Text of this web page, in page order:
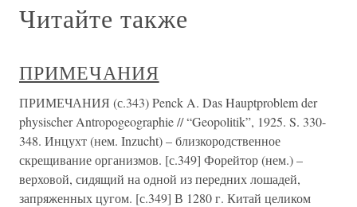
Читайте также
ПРИМЕЧАНИЯ
ПРИМЕЧАНИЯ (с.343) Penck A. Das Hauptproblem der
physischer Antropogeographie // “Geopolitik”, 1925. S. 330-
348. Инцухт (нем. Inzucht) – близкородственное
скрещивание организмов. [с.349] Форейтор (нем.) –
верховой, сидящий на одной из передних лошадей,
запряженных цугом. [с.349] В 1280 г. Китай целиком